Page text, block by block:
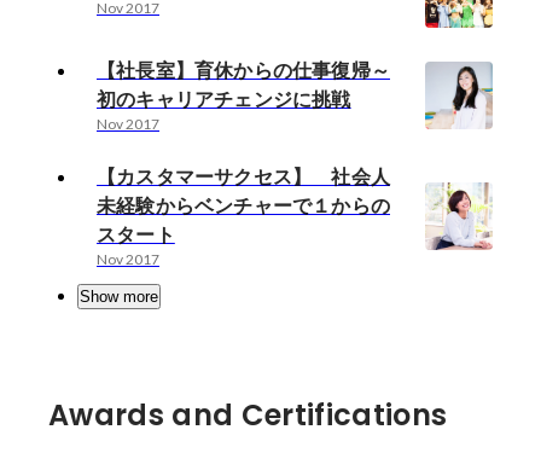
Nov 2017
【社長室】育休からの仕事復帰～
初のキャリアチェンジに挑戦
Nov 2017
【カスタマーサクセス】 社会人
未経験からベンチャーで１からの
スタート
Nov 2017
Show more
Awards and Certifications